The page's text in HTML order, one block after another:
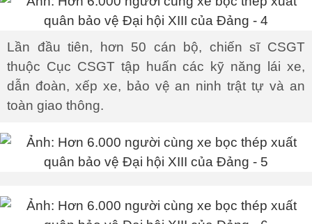
Lần đầu tiên, hơn 50 cán bộ, chiến sĩ CSGT
thuộc Cục CSGT tập huấn các kỹ năng lái xe,
dẫn đoàn, xếp xe, bảo vệ an ninh trật tự và an
toàn giao thông.